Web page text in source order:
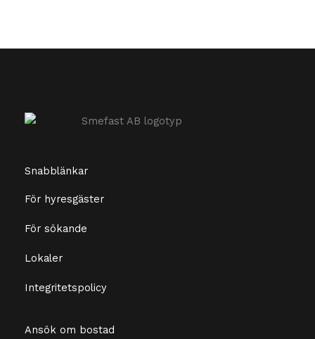
Snabblänkar
För hyresgäster
För sökande
Lokaler
Integritetspolicy
Ansök om bostad